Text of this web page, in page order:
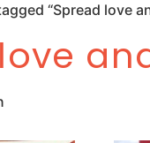
“Spread love